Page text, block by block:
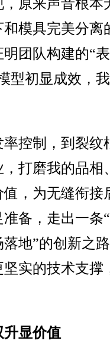
原来声音根本
模具完美分离
团队构建的“
型初显成效，
控制，到裂纹
打磨我的品相
，为无缝衔接
备，走出一条
地”的创新之
实的技术支撑
升显价值